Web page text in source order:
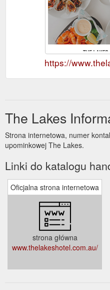
https://
The Lakes
Strona internetowa, numer
upominkowej The Lakes.
Linki do katalogu
Oficjalna strona internetowa
strona główna
www.thelakeshotel.com.au/